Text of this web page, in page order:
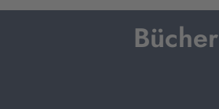
Bücher